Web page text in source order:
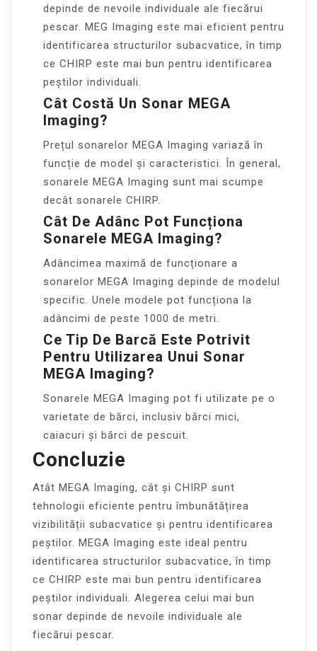
depinde de nevoile individuale ale fiecărui
pescar. MEG Imaging este mai eficient pentru
identificarea structurilor subacvatice, în timp
ce CHIRP este mai bun pentru identificarea
peștilor individuali.
Cât Costă Un Sonar MEGA
Imaging?
Prețul sonarelor MEGA Imaging variază în
funcție de model și caracteristici. În general,
sonarele MEGA Imaging sunt mai scumpe
decât sonarele CHIRP.
Cât De Adânc Pot Funcționa
Sonarele MEGA Imaging?
Adâncimea maximă de funcționare a
sonarelor MEGA Imaging depinde de modelul
specific. Unele modele pot funcționa la
adâncimi de peste 1000 de metri.
Ce Tip De Barcă Este Potrivit
Pentru Utilizarea Unui Sonar
MEGA Imaging?
Sonarele MEGA Imaging pot fi utilizate pe o
varietate de bărci, inclusiv bărci mici,
caiacuri și bărci de pescuit.
Concluzie
Atât MEGA Imaging, cât și CHIRP sunt
tehnologii eficiente pentru îmbunătățirea
vizibilității subacvatice și pentru identificarea
peștilor. MEGA Imaging este ideal pentru
identificarea structurilor subacvatice, în timp
ce CHIRP este mai bun pentru identificarea
peștilor individuali. Alegerea celui mai bun
sonar depinde de nevoile individuale ale
fiecărui pescar.